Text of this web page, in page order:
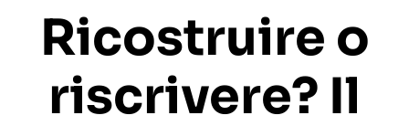
Recensioni
Interviste
Ricostruire o
riscrivere? Il